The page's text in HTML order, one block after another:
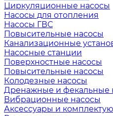
Циркуляционные насосы
Насосы для отопления
Насосы ГВС
Повысительные насосы
Канализационные
Насосные станции
Поверхностные насосы
Повысительные насосы
Колодезные насосы
Дренажные и фекальные
Вибрационные насосы
Аксессуары и